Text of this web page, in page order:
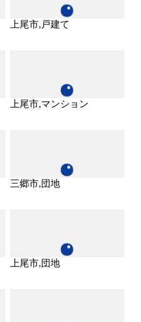
上尾市,戸建て
上尾市,マンション
三郷市,団地
上尾市,団地